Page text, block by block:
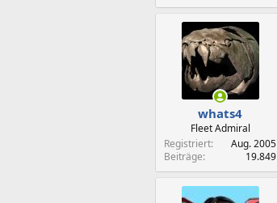
whats4
Fleet Admiral
Registriert
Aug. 2005
Beiträge
19.849